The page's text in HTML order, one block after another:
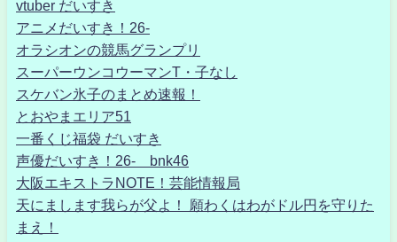
vtuber だいすき
アニメだいすき！26-
オラシオンの競馬グランプリ
スーパーウンコウーマンT・子なし
スケバン氷子のまとめ速報！
とおやまエリア51
一番くじ福袋 だいすき
声優だいすき！26- bnk46
大阪エキストラNOTE！芸能情報局
天にまします我らが父よ！ 願わくはわがドル円を守りた
まえ！